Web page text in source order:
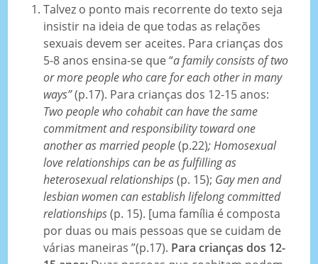
Talvez o ponto mais recorrente do texto seja
insistir na ideia de que todas as relações
sexuais devem ser aceites. Para crianças dos
5-8 anos ensina-se que “a family consists of two
or more people who care for each other in many
ways”(p.17). Para crianças dos 12-15 anos:
Two people who cohabit can have the same
commitment and responsibility toward one
another as married people(p.22); Homosexual
love relationships can be as fulfilling as
heterosexual relationships(p. 15); Gay men and
lesbian women can establish lifelong committed
relationships(p. 15). [uma família é composta
por duas ou mais pessoas que se cuidam de
várias maneiras ”(p.17). Para crianças dos 12-